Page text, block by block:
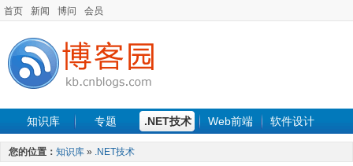
首页 新闻 博问 会员
知识库 专题 .NET技术 Web前端 软件设计
手机开发 软件工程
您的位置： 知识库 » .NET技术